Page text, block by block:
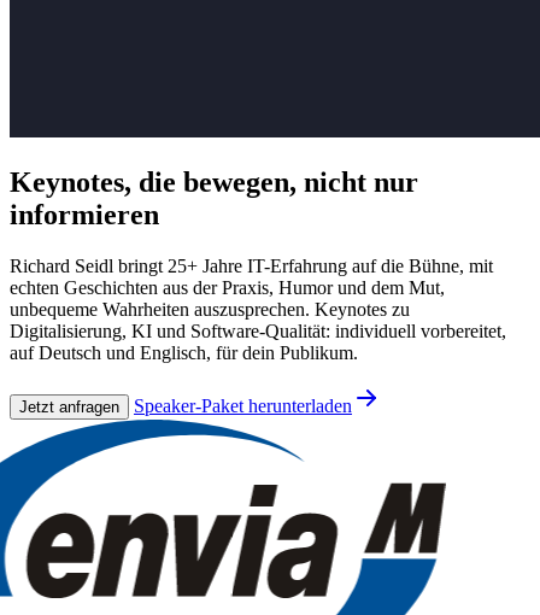
Keynotes, die bewegen, nicht nur
informieren
Richard Seidl bringt 25+ Jahre IT-Erfahrung auf die Bühne, mit
echten Geschichten aus der Praxis, Humor und dem Mut,
unbequeme Wahrheiten auszusprechen. Keynotes zu
Digitalisierung, KI und Software-Qualität: individuell vorbereitet,
auf Deutsch und Englisch, für dein Publikum.
Jetzt anfragen Speaker-Paket herunterladen